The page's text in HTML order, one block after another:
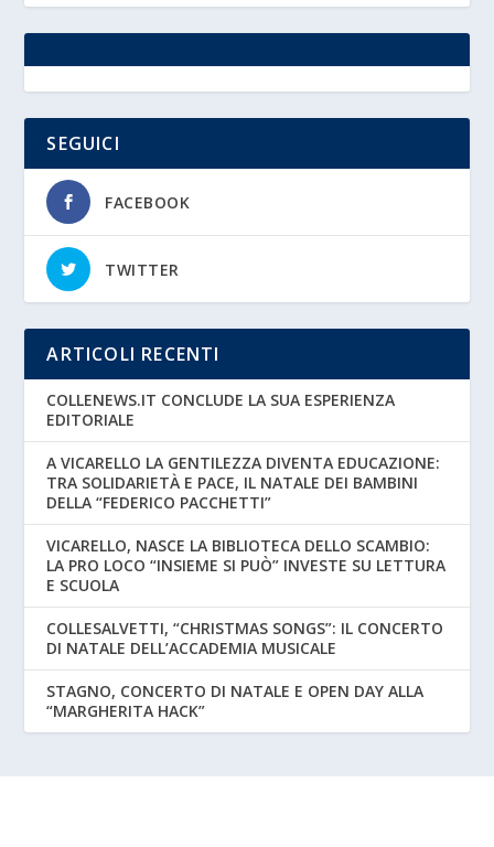
SEGUICI
FACEBOOK
TWITTER
ARTICOLI RECENTI
COLLENEWS.IT CONCLUDE LA SUA ESPERIENZA
EDITORIALE
A VICARELLO LA GENTILEZZA DIVENTA EDUCAZIONE:
TRA SOLIDARIETÀ E PACE, IL NATALE DEI BAMBINI
DELLA “FEDERICO PACCHETTI”
VICARELLO, NASCE LA BIBLIOTECA DELLO SCAMBIO:
LA PRO LOCO “INSIEME SI PUÒ” INVESTE SU LETTURA
E SCUOLA
COLLESALVETTI, “CHRISTMAS SONGS”: IL CONCERTO
DI NATALE DELL’ACCADEMIA MUSICALE
STAGNO, CONCERTO DI NATALE E OPEN DAY ALLA
“MARGHERITA HACK”